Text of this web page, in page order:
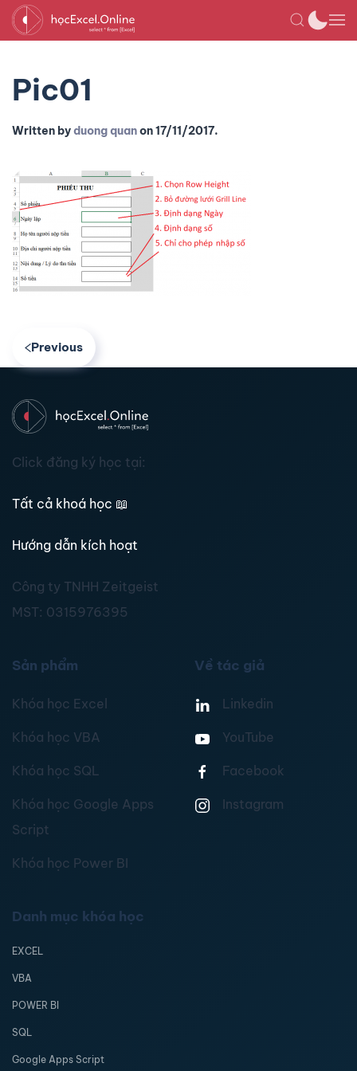
Pic01
Written byduong quanon17/11/2017.
Previous
Click đăng ký học tại:
Tất cả khoá học 📖
Hướng dẫn kích hoạt
Công ty TNHH Zeitgeist
MST: 0315976395
Sản phẩm
Khóa học Excel
Khóa học VBA
Khóa học SQL
Khóa học Google Apps
Script
Khóa học Power BI
Về tác giả
Linkedin
YouTube
Facebook
Instagram
Danh mục khóa học
EXCEL
VBA
POWER BI
SQL
Google Apps Script